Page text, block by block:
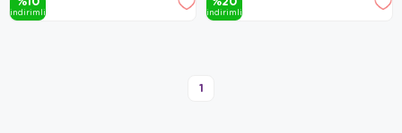
i̇ndi̇ri̇mli̇ i̇ndi̇ri̇mli̇
1